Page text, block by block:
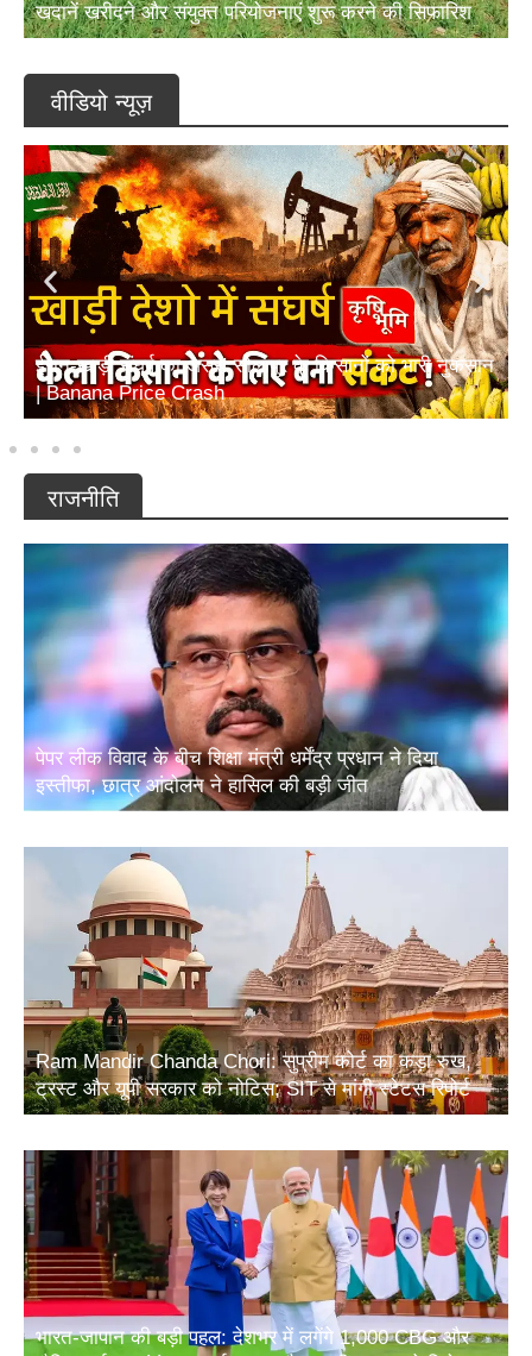
खदानें खरीदने और संयुक्त परियोजनाएं शुरू करने की सिफारिश
वीडियो न्यूज़
ईरान-खाड़ी संघर्ष का असर! सोलापुर के किसानों को भारी नुकसान
| Banana Price Crash
राजनीति
पेपर लीक विवाद के बीच शिक्षा मंत्री धर्मेंद्र प्रधान ने दिया
इस्तीफा, छात्र आंदोलन ने हासिल की बड़ी जीत
Ram Mandir Chanda Chori: सुप्रीम कोर्ट का कड़ा रुख,
ट्रस्ट और यूपी सरकार को नोटिस; SIT से मांगी स्टेटस रिपोर्ट
भारत-जापान की बड़ी पहल: देशभर में लगेंगे 1,000 CBG और